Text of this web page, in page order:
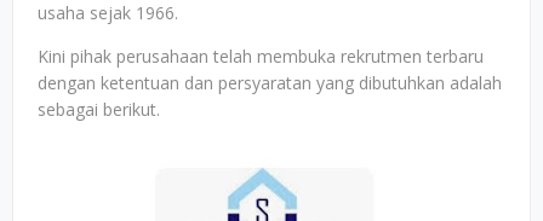
usaha sejak 1966.
Kini pihak perusahaan telah membuka rekrutmen terbaru
dengan ketentuan dan persyaratan yang dibutuhkan adalah
sebagai berikut.